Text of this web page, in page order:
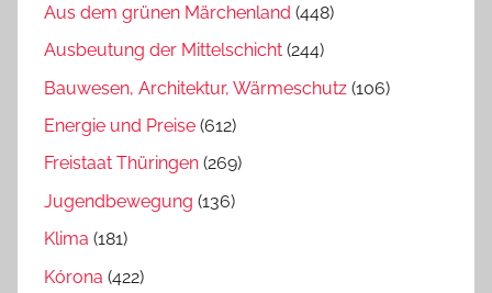
Aus dem grünen Märchenland (448)
Ausbeutung der Mittelschicht (244)
Bauwesen, Architektur, Wärmeschutz (106)
Energie und Preise (612)
Freistaat Thüringen (269)
Jugendbewegung (136)
Klima (181)
Kórona (422)